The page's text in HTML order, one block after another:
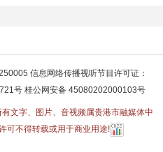
信息网络传播视听节目许可证：
号 桂公网安备 45080202000103号
文字、图片、音视频属贵港市融媒体中
可不得转载或用于商业用途!